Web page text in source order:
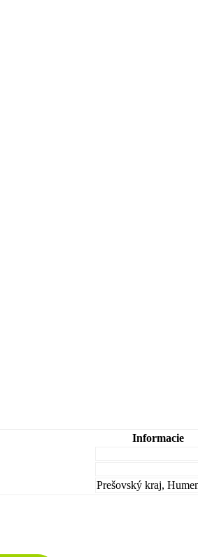
Informacie
Prešovský kraj,